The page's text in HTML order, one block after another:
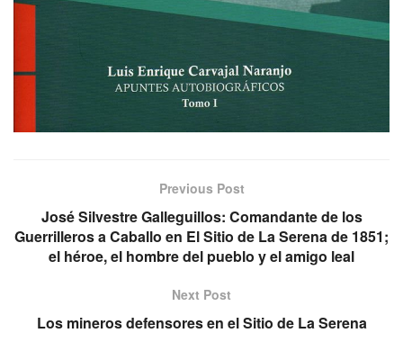
Previous Post
José Silvestre Galleguillos: Comandante de los
Guerrilleros a Caballo en El Sitio de La Serena de 1851;
el héroe, el hombre del pueblo y el amigo leal
Next Post
Los mineros defensores en el Sitio de La Serena